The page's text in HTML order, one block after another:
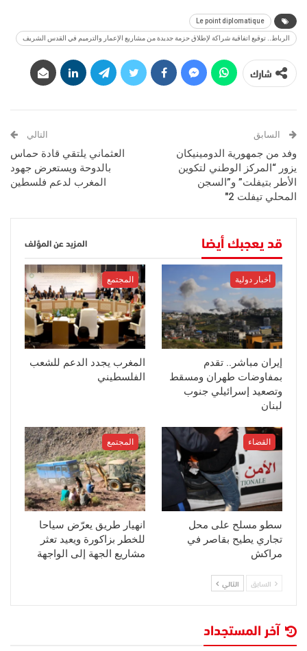
Le point diplomatique
الرباط.. توقيع اتفاقية شراكة لإطلاق حزمة جديدة من مشاريع الإعمار والترميم في القدس الشريف
شارك
السابق
وفد من جمهورية الدومينيكان
يزور “المركز الوطني لتكوين
الأطر بتيفلت” و”السجن
المحلي تيفلت 2″
التالي
العثماني يلتقي قادة حماس
بالدوحة ويستعرض جهود
المغرب لدعم فلسطين
قد يعجبك أيضا المزيد عن المؤلف
أخبار دولية
إيران مباشر.. تقدم
بمفاوضات طهران ومسقط
وتصعيد إسرائيلي جنوب
لبنان
المجتمع
المغرب يجدد الدعم للشعب
الفلسطيني
القضاء
سطو مسلح على محل
تجاري يطيح بقاصر في
مراكش
المجتمع
انهيار طريق يعرّض سياحا
للخطر بزاكورة ويعيد تعثر
مشاريع الجهة إلى الواجهة
السابق التالي
آخر المستجداد